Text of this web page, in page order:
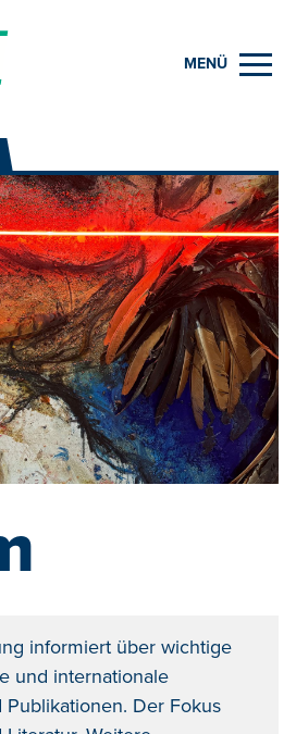
MENÜ
informiert über wichtige
und internationale
Der Fokus